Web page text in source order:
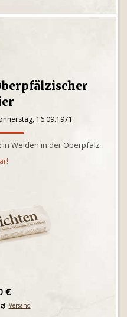
16.09.1971
in Weiden in der Oberpfalz
€
Versand